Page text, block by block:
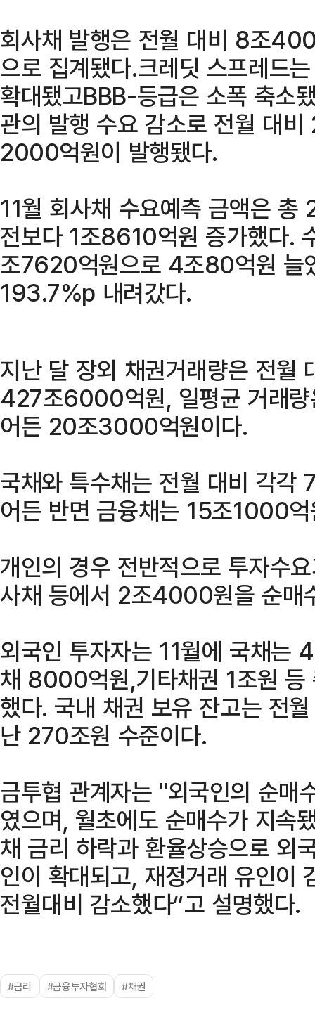
회사채 발행은 전월 대비 8조
으로 집계됐다.크레딧 스프레드
확대됐고BBB-등급은 소폭 축소
관의 발행 수요 감소로 전월 대
2000억원이 발행됐다.
11월 회사채 수요예측 금액은
전보다 1조8610억원 증가했다.
조7620억원으로 4조80억원
193.7%p 내려갔다.
지난 달 장외 채권거래량은 전
427조6000억원, 일평균 거래
어든 20조3000억원이다.
국채와 특수채는 전월 대비 각
어든 반면 금융채는 15조1000
개인의 경우 전반적으로 투자수
사채 등에서 2조4000원을 순매
외국인 투자자는 11월에 국채는
채 8000억원,기타채권 1조원
했다. 국내 채권 보유 잔고는 전
난 270조원 수준이다.
금투협 관계자는 "외국인의 순매
였으며, 월초에도 순매수가 지속
채 금리 하락과 환율상승으로 외
인이 확대되고, 재정거래 유인이
전월대비 감소했다“고 설명했다.
#금리 #금융투자협회 #채권